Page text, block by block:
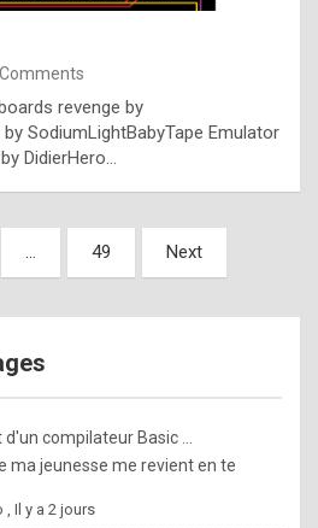
y
l
e
x
a
%
m
a
d
revenge by
SodiumLightBabyTape Emulator
DidierHero…
… 49 Next
d'un compilateur Basic ...
ma jeunesse me revient en te
,Il y a 2 jours